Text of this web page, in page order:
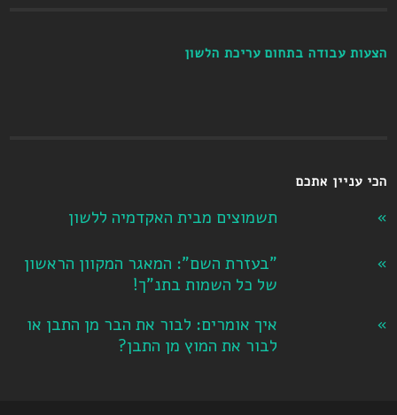
הצעות עבודה בתחום עריכת הלשון
הכי עניין אתכם
תשמוצים מבית האקדמיה ללשון
"בעזרת השם": המאגר המקוון הראשון
של כל השמות בתנ"ך!
איך אומרים: לבור את הבר מן התבן או
לבור את המוץ מן התבן?